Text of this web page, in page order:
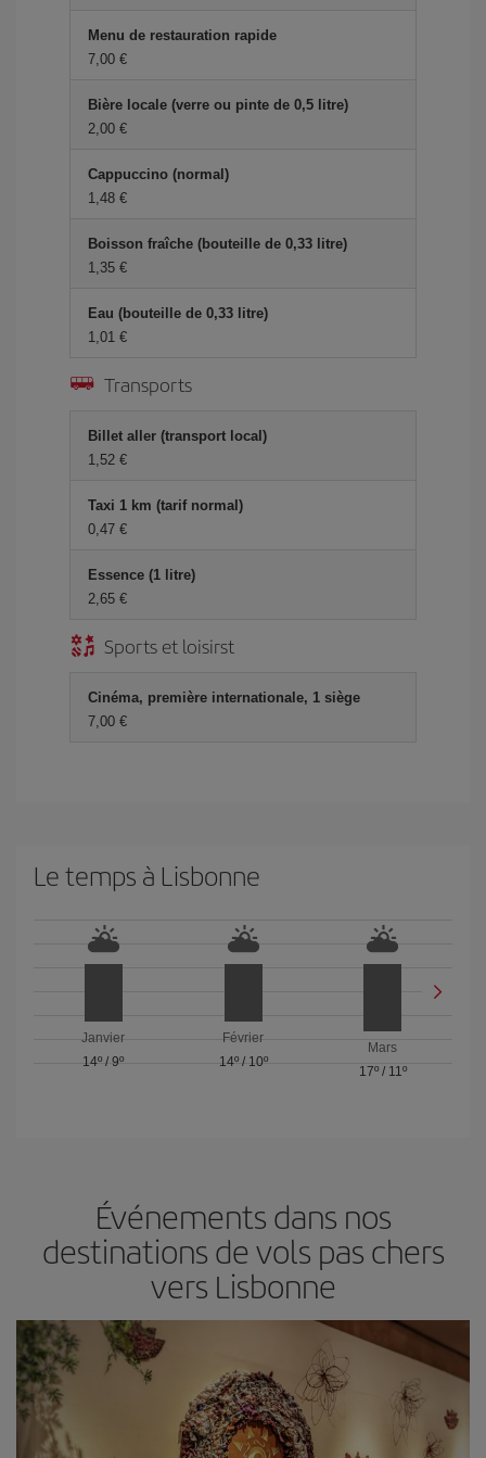
Menu de restauration rapide
7,00 €
Bière locale (verre ou pinte de 0,5 litre)
2,00 €
Cappuccino (normal)
1,48 €
Boisson fraîche (bouteille de 0,33 litre)
1,35 €
Eau (bouteille de 0,33 litre)
1,01 €
Transports
Billet aller (transport local)
1,52 €
Taxi 1 km (tarif normal)
0,47 €
Essence (1 litre)
2,65 €
Sports et loisirst
Cinéma, première internationale, 1 siège
7,00 €
Le temps à Lisbonne
Janvier
14º /9º
Février
14º/ 10º
Mars
17º/ 11º
Événements dans nos
destinations de vols pas chers
vers Lisbonne